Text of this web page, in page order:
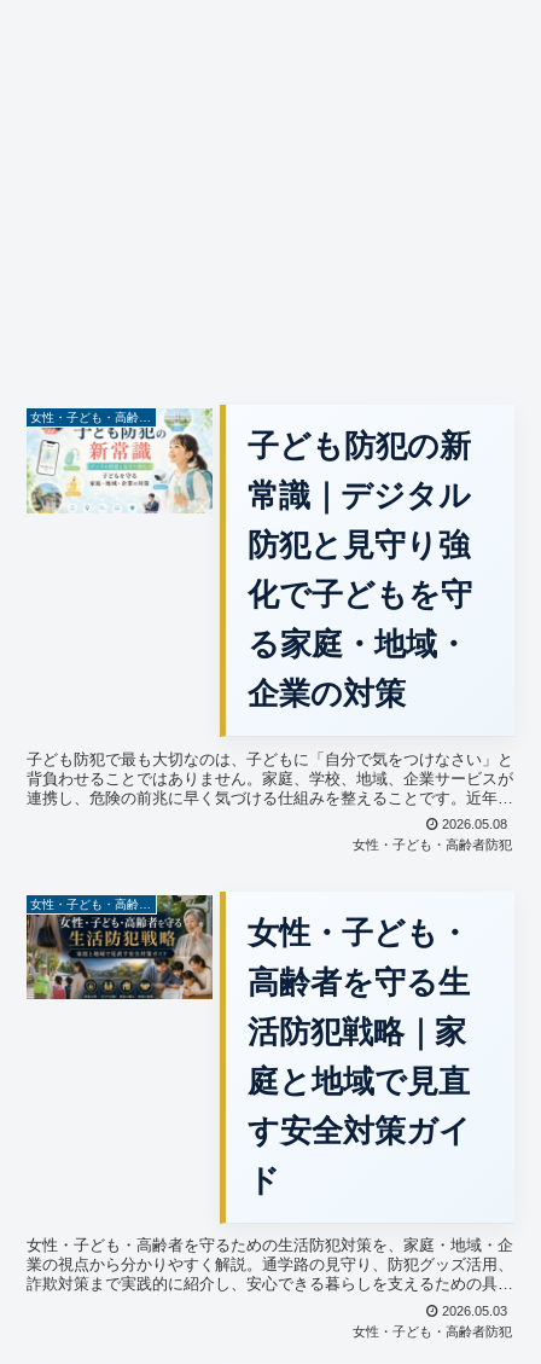
女性・子ども・高齢者防犯
子ども防犯の新
常識｜デジタル
防犯と見守り強
化で子どもを守
る家庭・地域・
企業の対策
子ども防犯で最も大切なのは、子どもに「自分で気をつけなさい」と
背負わせることではありません。家庭、学校、地域、企業サービスが
連携し、危険の前兆に早く気づける仕組みを整えることです。近年
は、通学路の不審者対策だけでなく、SNS、オンラインゲー...2026.05.08
女性・子ども・高齢者防犯
女性・子ども・
高齢者を守る生
活防犯戦略｜家
庭と地域で見直
す安全対策ガイ
ド
女性・子ども・高齢者を守るための生活防犯対策を、家庭・地域・企
業の視点から分かりやすく解説。通学路の見守り、防犯グッズ活用、
詐欺対策まで実践的に紹介し、安心できる暮らしを支えるための具体
2026.05.03
女性・子ども・高齢者防犯